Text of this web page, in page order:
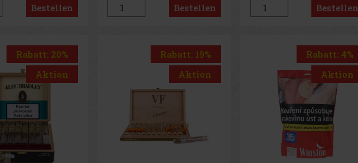
Bestellen Bestellen Bestellen
Rabatt: 20%
Aktion
Rabatt: 19%
Aktion
Rabatt: 4%
Aktion